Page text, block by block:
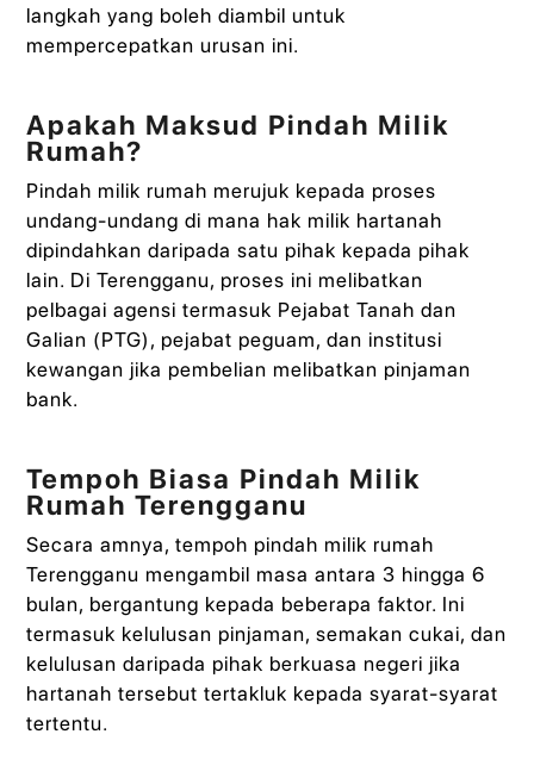
langkah yang boleh diambil untuk
mempercepatkan urusan ini.
Apakah Maksud Pindah Milik
Rumah?
Pindah milik rumah merujuk kepada proses
undang-undang di mana hak milik hartanah
dipindahkan daripada satu pihak kepada pihak
lain. Di Terengganu, proses ini melibatkan
pelbagai agensi termasuk Pejabat Tanah dan
Galian (PTG), pejabat peguam, dan institusi
kewangan jika pembelian melibatkan pinjaman
bank.
Tempoh Biasa Pindah Milik
Rumah Terengganu
Secara amnya, tempoh pindah milik rumah
Terengganu mengambil masa antara 3 hingga 6
bulan, bergantung kepada beberapa faktor. Ini
termasuk kelulusan pinjaman, semakan cukai, dan
kelulusan daripada pihak berkuasa negeri jika
hartanah tersebut tertakluk kepada syarat-syarat
tertentu.